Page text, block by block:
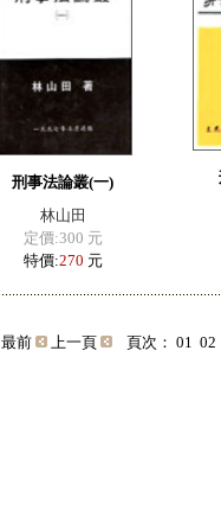
刑事法論叢(一)
林山田
定價:300 元
特價:270 元
最前 上一頁 頁次： 01 02